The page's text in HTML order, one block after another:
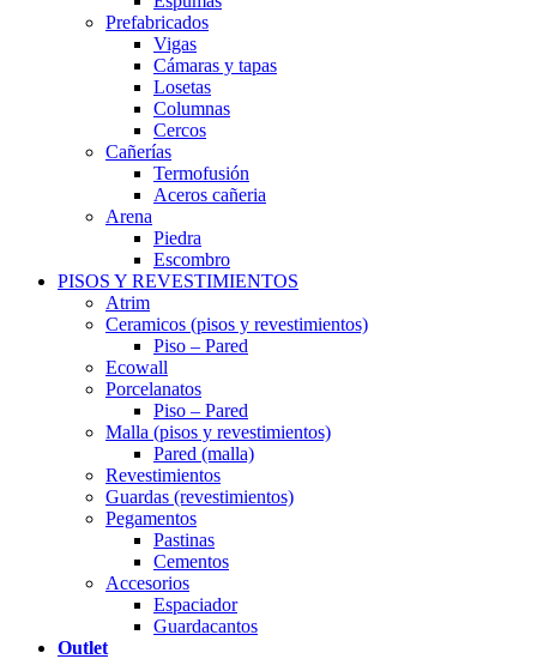
Prefabricados
Vigas
Cámaras y tapas
Losetas
Columnas
Cercos
Cañerías
Termofusión
Aceros cañeria
Arena
Piedra
Escombro
PISOS Y REVESTIMIENTOS
Atrim
Ceramicos (pisos y revestimientos)
Piso – Pared
Ecowall
Porcelanatos
Piso – Pared
Malla (pisos y revestimientos)
Pared (malla)
Revestimientos
Guardas (revestimientos)
Pegamentos
Pastinas
Cementos
Accesorios
Espaciador
Guardacantos
Outlet